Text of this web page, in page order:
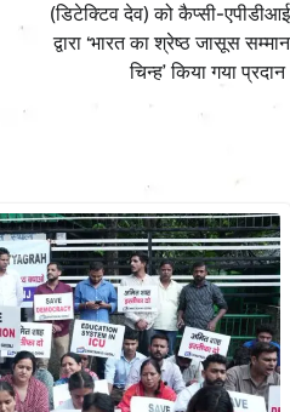
(डिटेक्टिव देव) को कैप्सी-एपीडीआई
द्वारा ‘भारत का श्रेष्ठ जासूस सम्मान
चिन्ह’ किया गया प्रदान